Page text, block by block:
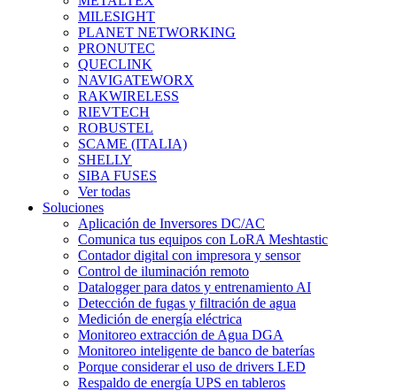
MILESIGHT
PLANET NETWORKING
PRONUTEC
QUECLINK
NAVIGATEWORX
RAKWIRELESS
RIEVTECH
ROBUSTEL
SCAME (ITALIA)
SHELLY
SIBA FUSES
Ver todas
Soluciones
Aplicación de Inversores DC/AC
Comunica tus equipos con LoRA Meshtastic
Contador digital con impresora y sensor
Control de iluminación remoto
Datalogger para datos y entrenamiento AI
Detección de fugas y filtración de agua
Medición de energía eléctrica
Monitoreo extracción de Agua DGA
Monitoreo inteligente de banco de baterías
Porque considerar el uso de drivers LED
Respaldo de energía UPS en tableros